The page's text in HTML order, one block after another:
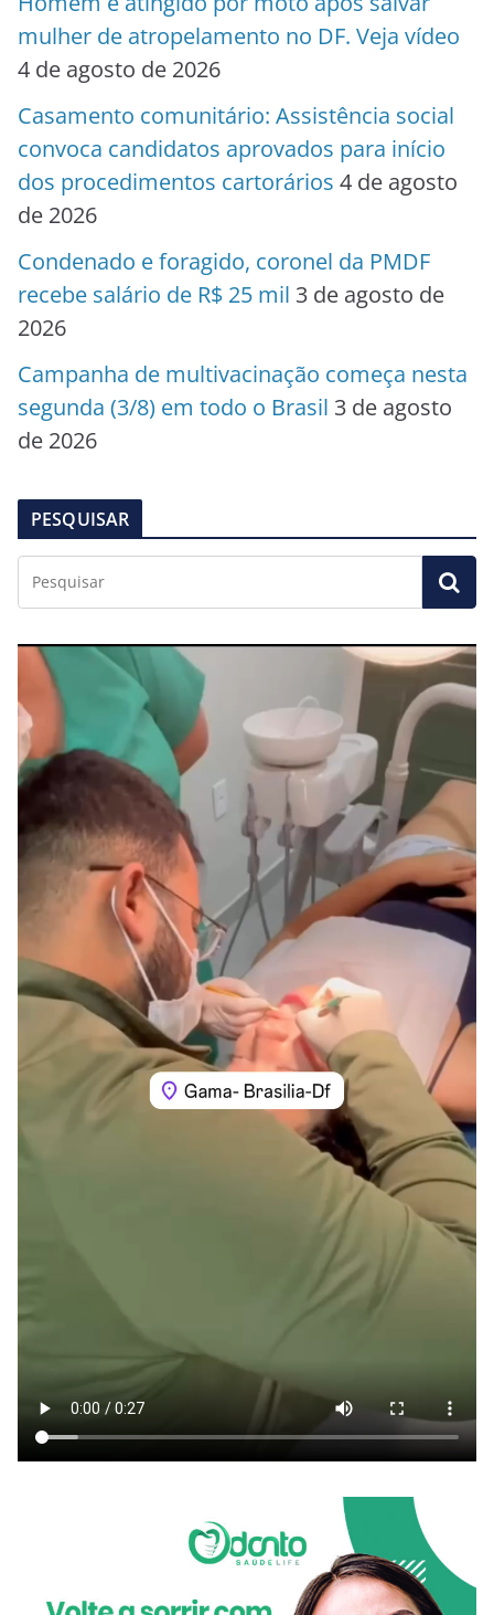
mulher de atropelamento no DF. Veja vídeo
4 de agosto de 2026
Casamento comunitário: Assistência social
convoca candidatos aprovados para início
dos procedimentos cartorários 4 de agosto
de 2026
Condenado e foragido, coronel da PMDF
recebe salário de R$ 25 mil 3 de agosto de
2026
Campanha de multivacinação começa nesta
segunda (3/8) em todo o Brasil 3 de agosto
de 2026
PESQUISAR